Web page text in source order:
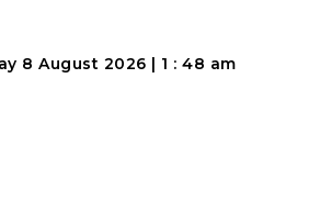
8 August 2026 | 1 : 48 am